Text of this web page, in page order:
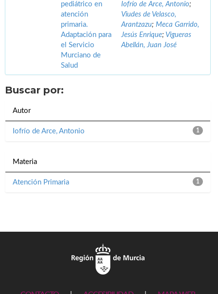
pediátrico en
atención
primaria.
Adaptación para
el Servicio
Murciano de
Salud
Iofrío de Arce, Antonio;
Viudes de Velasco,
Arantzazu; Meca Garrido,
Jesús Enrique; Vigueras
Abellán, Juan José
Buscar por:
Autor
1
Iofrío de Arce, Antonio
Materia
1
Atención Primaria